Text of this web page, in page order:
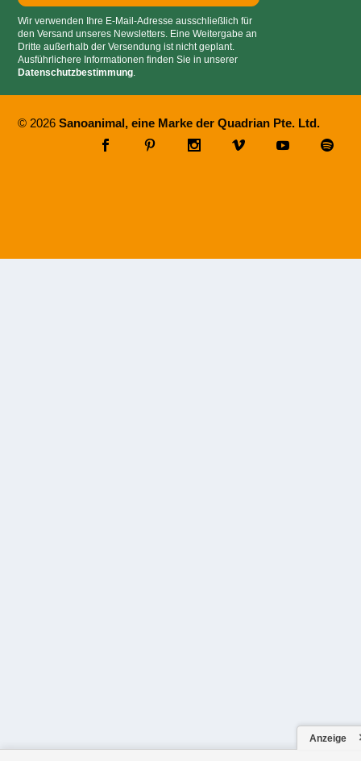
Wir verwenden Ihre E-Mail-Adresse ausschließlich für
den Versand unseres Newsletters. Eine Weitergabe an
Dritte außerhalb der Versendung ist nicht geplant.
Ausführlichere Informationen finden Sie in unserer
Datenschutzbestimmung
© 2026Sanoanimal, eine Marke der Quadrian Pte. Ltd.
Anzeige